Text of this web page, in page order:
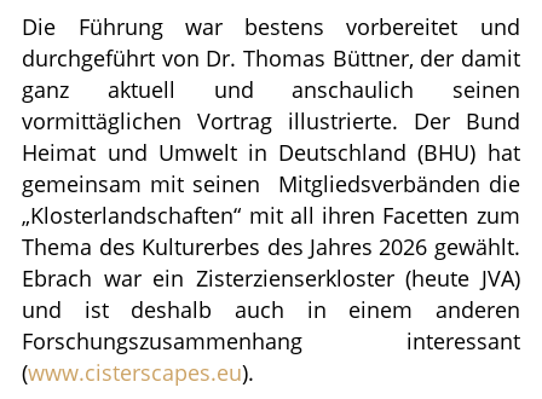
Die Führung war bestens vorbereitet und
durchgeführt von Dr. Thomas Büttner, der damit
ganz aktuell und anschaulich seinen
vormittäglichen Vortrag illustrierte. Der Bund
Heimat und Umwelt in Deutschland (BHU) hat
gemeinsam mit seinen
Mitgliedsverbänden die
„Klosterlandschaften“ mit all ihren Facetten zum
Thema des Kulturerbes des Jahres 2026 gewählt.
Ebrach war ein Zisterzienserkloster (heute JVA)
und ist deshalb auch in einem anderen
Forschungszusammenhang interessant
(www.cisterscapes.eu).